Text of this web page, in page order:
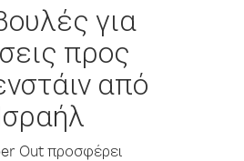
για
προς
από
Out προσφέρει